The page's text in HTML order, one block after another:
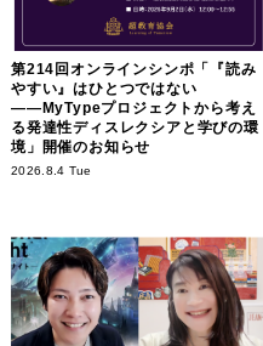
第214回オンラインシンポ「『読み
やすい』はひとつではない
――MyTypeプロジェクトから考え
る発達性ディスレクシアと学びの環
境」開催のお知らせ
2026.8.4 Tue